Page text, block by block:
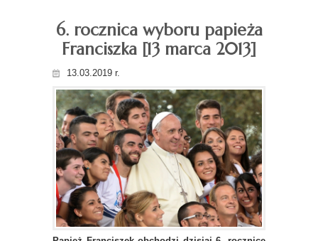
6. rocznica wyboru papieża
Franciszka [13 marca 2013]
13.03.2019 r.